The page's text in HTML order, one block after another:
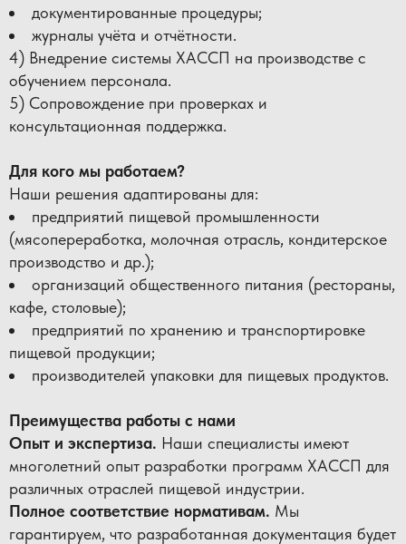
документированные процедуры;
журналы учёта и отчётности.
4) Внедрение системы ХАССП на производстве с
обучением персонала.
5) Сопровождение при проверках и
консультационная поддержка.
Для кого мы работаем?
Наши решения адаптированы для:
предприятий пищевой промышленности
(мясопереработка, молочная отрасль, кондитерское
производство и др.);
организаций общественного питания (рестораны,
кафе, столовые);
предприятий по хранению и транспортировке
пищевой продукции;
производителей упаковки для пищевых продуктов.
Преимущества работы с нами
Опыт и экспертиза. Наши специалисты имеют
многолетний опыт разработки программ ХАССП для
различных отраслей пищевой индустрии.
Полное соответствие нормативам. Мы
гарантируем, что разработанная документация будет